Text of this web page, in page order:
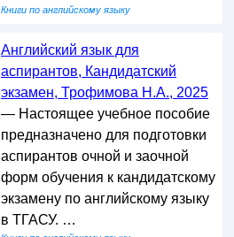
Книги по английскому языку
Английский язык для
аспирантов, Кандидатский
экзамен, Трофимова Н.А., 2025
— Настоящее учебное пособие
предназначено для подготовки
аспирантов очной и заочной
форм обучения к кандидатскому
экзамену по английскому языку
в ТГАСУ. …